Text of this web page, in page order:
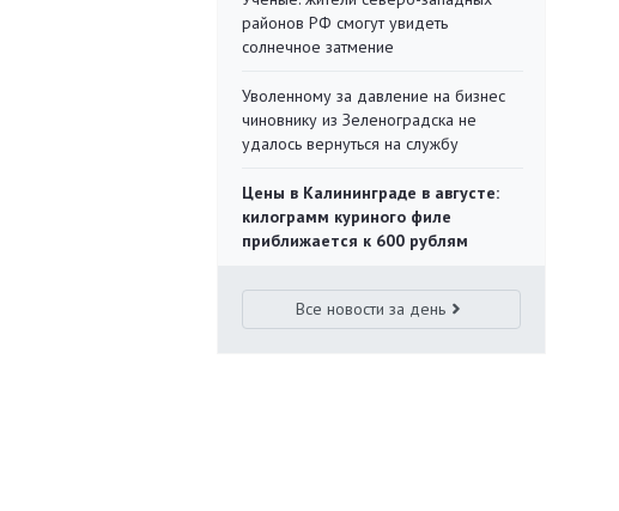
районов РФ смогут увидеть
солнечное затмение
Уволенному за давление на бизнес
чиновнику из Зеленоградска не
удалось вернуться на службу
Цены в Калининграде в августе:
килограмм куриного филе
приближается к 600 рублям
Все новости за день